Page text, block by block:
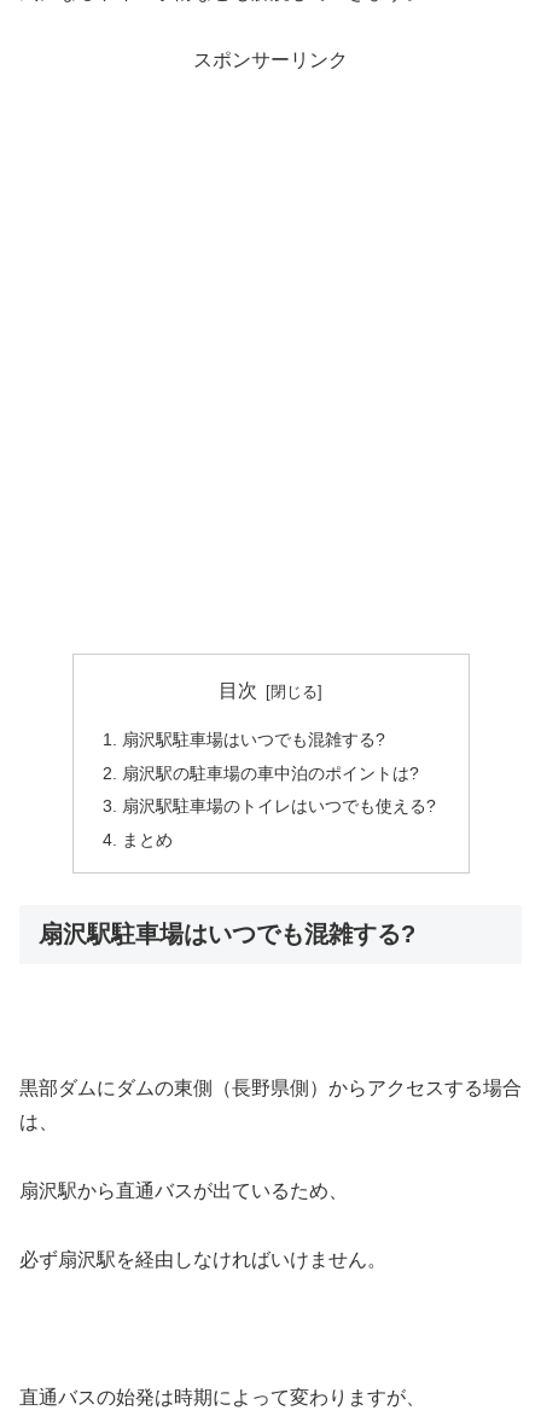
スポンサーリンク
目次
扇沢駅駐車場はいつでも混雑する?
扇沢駅の駐車場の車中泊のポイントは?
扇沢駅駐車場のトイレはいつでも使える?
まとめ
扇沢駅駐車場はいつでも混雑する?
黒部ダムにダムの東側（長野県側）からアクセスする場合
は、
扇沢駅から直通バスが出ているため、
必ず扇沢駅を経由しなければいけません。
直通バスの始発は時期によって変わりますが、